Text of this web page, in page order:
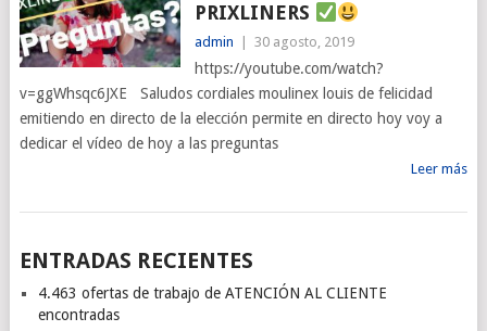
PRIXLINERS
admin 30 agosto, 2019
https://youtube.com/watch?
v=ggWhsqc6JXE Saludos cordiales moulinex louis de felicidad
emitiendo en directo de la elección permite en directo hoy voy a
dedicar el vídeo de hoy a las preguntas
Leer más
ENTRADAS RECIENTES
4.463 ofertas de trabajo de ATENCIÓN AL CLIENTE
encontradas